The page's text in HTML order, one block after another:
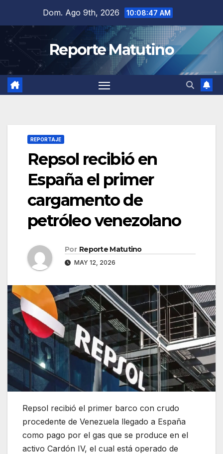
contenido
Dom. Ago 9th, 2026 10:08:48 AM
Reporte Matutino
REPORTAJE
Repsol recibió en
España el primer
cargamento de
petróleo venezolano
Por Reporte Matutino
MAY 12, 2026
Repsol recibió el primer barco con crudo
procedente de Venezuela llegado a España
como pago por el gas que se produce en el
activo Cardón IV, el cual está operado de